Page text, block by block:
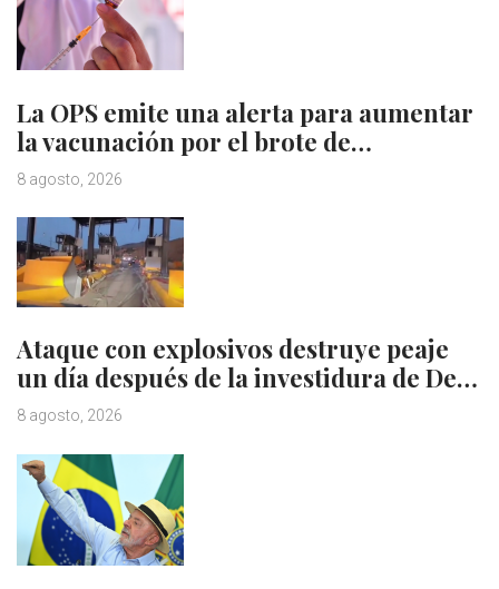
La OPS emite una alerta para aumentar
la vacunación por el brote de…
8 agosto, 2026
Ataque con explosivos destruye peaje
un día después de la investidura de De…
8 agosto, 2026